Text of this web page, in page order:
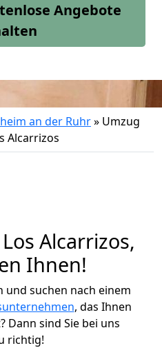
Angebote
an der Ruhr» Umzug
Alcarrizos
Alcarrizos,
Ihnen!
und suchen nach einem
, das Ihnen
Dann sind Sie bei uns
richtig!